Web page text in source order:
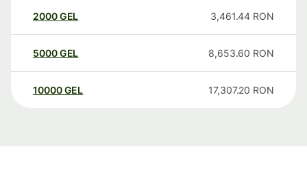
2000GEL 3,461.44 RON
5000GEL 8,653.60 RON
10000 GEL 17,307.20 RON